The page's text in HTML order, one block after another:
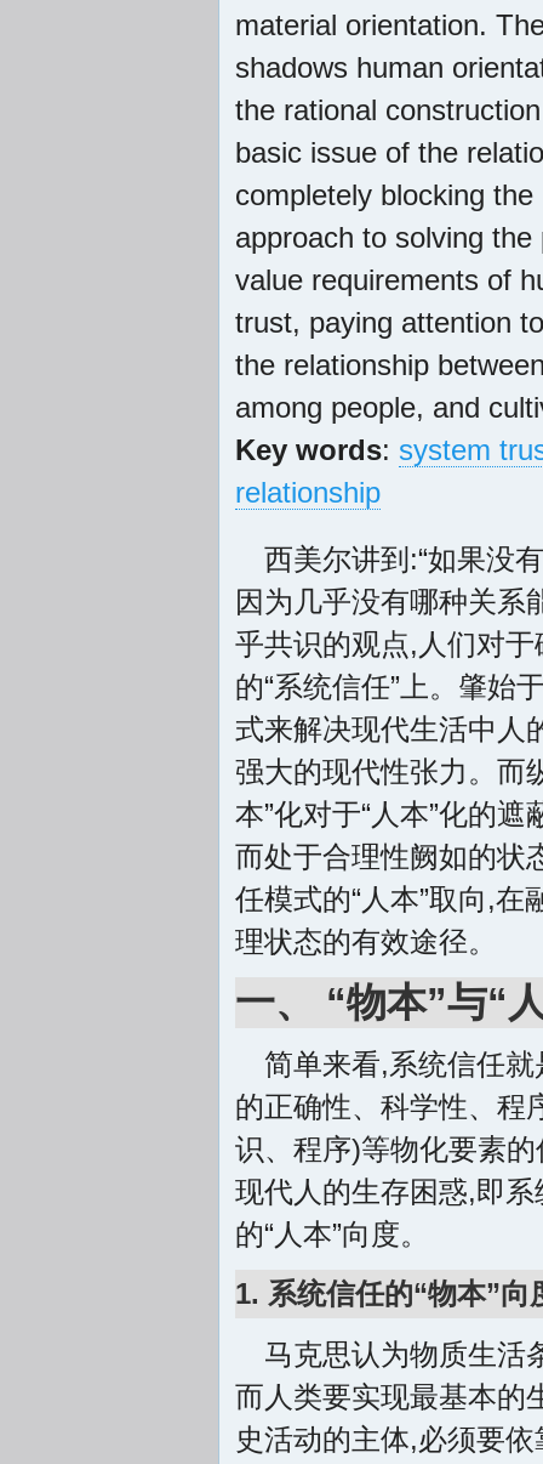
material orientation.
shadows human
the rational
basic issue of the
completely blocking
approach to solving
value requirements of
trust, paying attention
the relationship
among people, and
Key words: system
relationship
西美尔讲到:“如果没
因为几乎没有哪种关系
乎共识的观点,人们对于
的“系统信任”上。肇始
式来解决现代生活中人
强大的现代性张力。而
本”化对于“人本”化的
而处于合理性阙如的状
任模式的“人本”取向,在
理状态的有效途径。
一、 “物本”与“
简单来看,系统信任
的正确性、科学性、程
识、程序)等物化要素
现代人的生存困惑,即
的“人本”向度。
1. 系统信任的“物本”向
马克思认为物质生活
而人类要实现最基本的
史活动的主体,必须要